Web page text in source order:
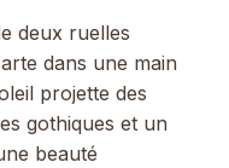
deux ruelles
dans une main
projette des
gothiques et un
beauté